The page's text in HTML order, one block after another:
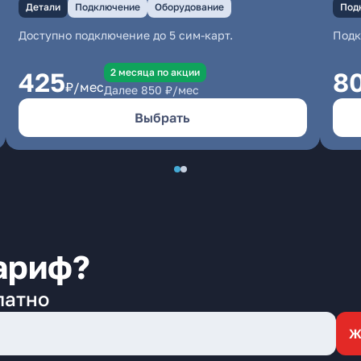
Детали Подключение Оборудование
Доступно подключение до 5 сим-карт.
425₽/мес
2 месяцa по акции
Далее 850 ₽/мес
Выбрать